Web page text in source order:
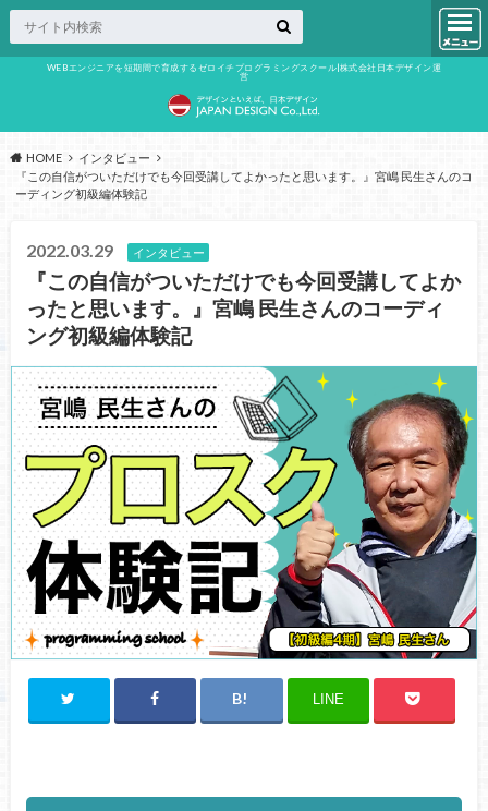
WEBエンジニアを短期間で育成するゼロイチプログラミングスクール|株式会社日本デザイン運
営
HOME
インタビュー
『この自信がついただけでも今回受講してよかったと思います。』宮嶋 民生さんのコ
ーディング初級編体験記
2022.03.29 インタビュー
『この自信がついただけでも今回受講してよか
ったと思います。』宮嶋 民生さんのコーディ
ング初級編体験記
LINE